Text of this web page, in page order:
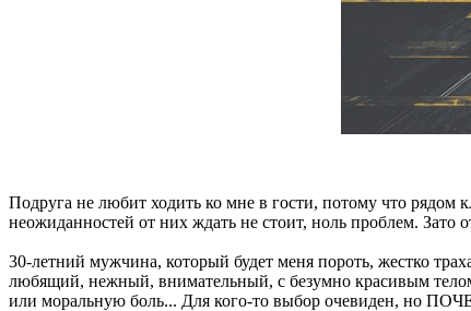
Подруга не любит ходить ко мне в гости, потому что
неожиданностей от них ждать не стоит, ноль проблем. Зато
30-летний мужчина, который будет меня пороть, жестко
любящий, нежный, внимательный, с безумно красивым
или моральную боль... Для кого-то выбор очевиден, но